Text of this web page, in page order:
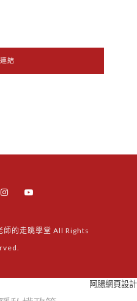
結
的走跳學堂 All Rights
阿腸網頁設計